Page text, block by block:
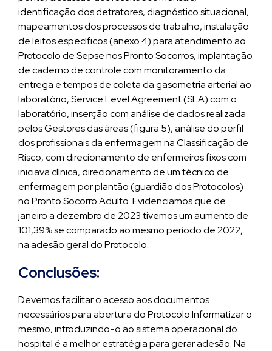
identificação dos detratores, diagnóstico situacional,
mapeamentos dos processos de trabalho, instalação
de leitos específicos (anexo 4) para atendimento ao
Protocolo de Sepse nos Pronto Socorros, implantação
de caderno de controle com monitoramento da
entrega e tempos de coleta da gasometria arterial ao
laboratório, Service Level Agreement (SLA) com o
laboratório, inserção com análise de dados realizada
pelos Gestores das áreas (figura 5), análise do perfil
dos profissionais da enfermagem na Classificação de
Risco, com direcionamento de enfermeiros fixos com
iniciava clínica, direcionamento de um técnico de
enfermagem por plantão (guardião dos Protocolos)
no Pronto Socorro Adulto. Evidenciamos que de
janeiro a dezembro de 2023 tivemos um aumento de
101,39% se comparado ao mesmo período de 2022,
na adesão geral do Protocolo.
Conclusões:
Devemos facilitar o acesso aos documentos
necessários para abertura do Protocolo.Informatizar o
mesmo, introduzindo-o ao sistema operacional do
hospital é a melhor estratégia para gerar adesão. Na